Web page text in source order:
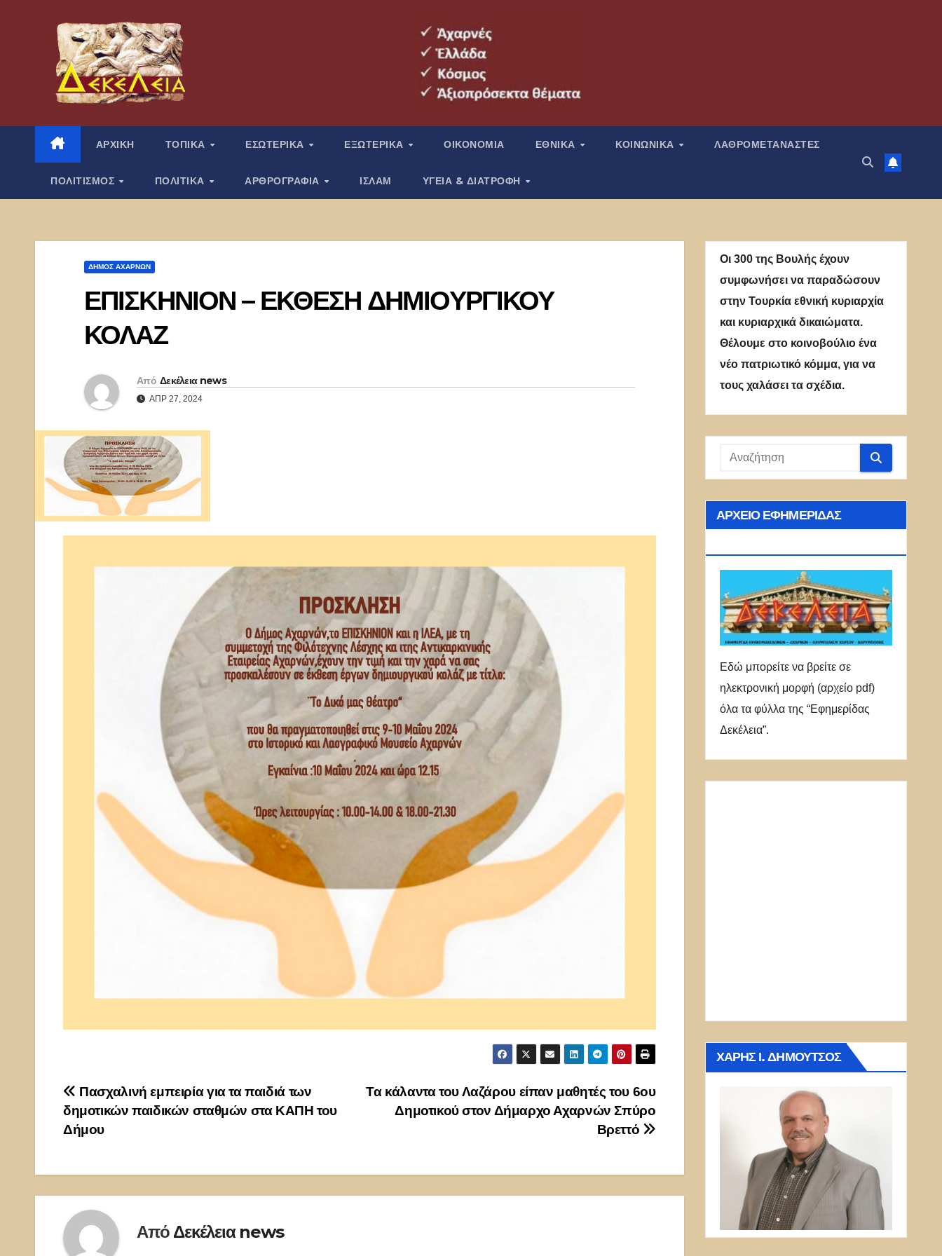
περιεχόμενο
ΑΡΧΙΚΗ ΤΟΠΙΚΑ ΕΣΩΤΕΡΙΚΑ ΕΞΩΤΕΡΙΚΑ ΟΙΚΟΝΟΜΙΑ ΕΘΝΙΚΑ ΚΟΙΝΩΝΙΚΑ ΛΑΘΡΟΜΕΤΑΝΑΣΤΕΣ
ΠΟΛΙΤΙΣΜΟΣ ΠΟΛΙΤΙΚΑ ΑΡΘΡΟΓΡΑΦΙΑ ΙΣΛΑΜ ΥΓΕΙΑ & ΔΙΑΤΡΟΦΗ
ΔΉΜΟΣ ΑΧΑΡΝΏΝ
ΕΠΙΣΚΗΝΙΟΝ – ΕΚΘΕΣΗ ΔΗΜΙΟΥΡΓΙΚΟΥ
ΚΟΛΑΖ
Από Δεκέλεια news
ΑΠΡ 27, 2024
Πλοήγηση
άρθρων
Τα κάλαντα του Λαζάρου είπαν μαθητές του 6ου
Δημοτικού στον Δήμαρχο Αχαρνών Σπύρο
Βρεττό
Πασχαλινή εμπειρία για τα παιδιά των
δημοτικών παιδικών σταθμών στα ΚΑΠΗ του
Δήμου
Από Δεκέλεια news
Οι 300 της Βουλής έχουν
συμφωνήσει να παραδώσουν
στην Τουρκία εθνική κυριαρχία
και κυριαρχικά δικαιώματα.
Θέλουμε στο κοινοβούλιο ένα
νέο πατριωτικό κόμμα, για να
τους χαλάσει τα σχέδια.
ΑΡΧΕΊΟ ΕΦΗΜΕΡΊΔΑΣ
Εδώ μπορείτε να βρείτε σε
ηλεκτρονική μορφή (αρχείο pdf)
όλα τα φύλλα της “Εφημερίδας
Δεκέλεια”.
ΧΆΡΗΣ Ι. ΔΗΜΟΎΤΣΟΣ